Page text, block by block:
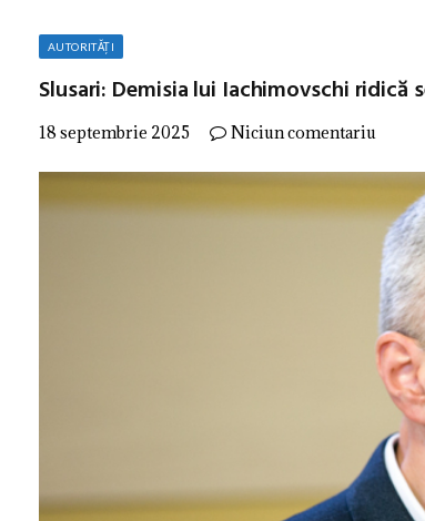
AUTORITĂȚI
Slusari: Demisia lui Iachimovschi
18 septembrie 2025 Niciun comentariu